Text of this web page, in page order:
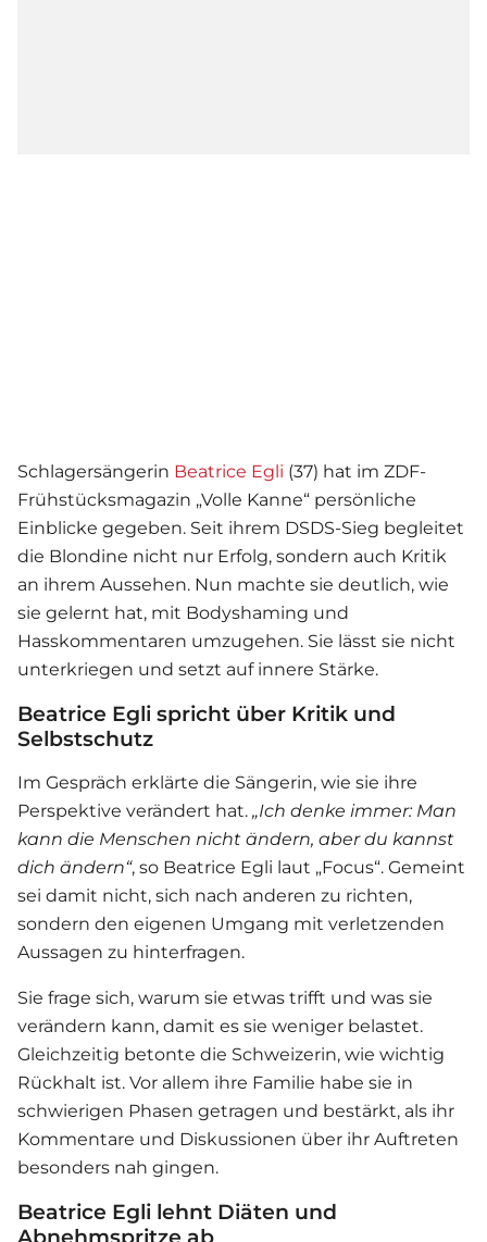
Schlagersängerin Beatrice Egli (37) hat im ZDF-
Frühstücksmagazin „Volle Kanne“ persönliche
Einblicke gegeben. Seit ihrem DSDS-Sieg begleitet
die Blondine nicht nur Erfolg, sondern auch Kritik
an ihrem Aussehen. Nun machte sie deutlich, wie
sie gelernt hat, mit Bodyshaming und
Hasskommentaren umzugehen. Sie lässt sie nicht
unterkriegen und setzt auf innere Stärke.
Beatrice Egli spricht über Kritik und
Selbstschutz
Im Gespräch erklärte die Sängerin, wie sie ihre
Perspektive verändert hat. „Ich denke immer: Man
kann die Menschen nicht ändern, aber du kannst
dich ändern“, so Beatrice Egli laut „Focus“. Gemeint
sei damit nicht, sich nach anderen zu richten,
sondern den eigenen Umgang mit verletzenden
Aussagen zu hinterfragen.
Sie frage sich, warum sie etwas trifft und was sie
verändern kann, damit es sie weniger belastet.
Gleichzeitig betonte die Schweizerin, wie wichtig
Rückhalt ist. Vor allem ihre Familie habe sie in
schwierigen Phasen getragen und bestärkt, als ihr
Kommentare und Diskussionen über ihr Auftreten
besonders nah gingen.
Beatrice Egli lehnt Diäten und
Abnehmspritze ab